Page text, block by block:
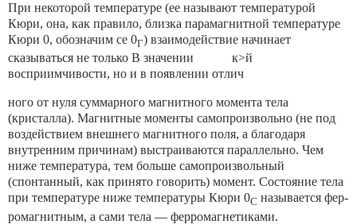
При некоторой температуре (ее называют температурой
Кюри, она, как правило, близка парамагнитной температуре
Кюри 0, обозначим се 0Г) взаимодействие начинает
сказываться не только В значении к>й
восприимчивости, но и в появлении отлич­
ного от нуля суммарного магнитного момента тела
(кристалла). Магнитные моменты самопроизвольно (не под
воздействием внешне­го магнитного поля, а благодаря
внутренним причинам) выстраи­ваются параллельно. Чем
ниже температура, тем больше самопро­извольный
(спонтанный, как принято говорить) момент. Состояние тела
при температуре ниже температуры Кюри 0С называется фер­
ромагнитным, а сами тела — ферромагнетиками.